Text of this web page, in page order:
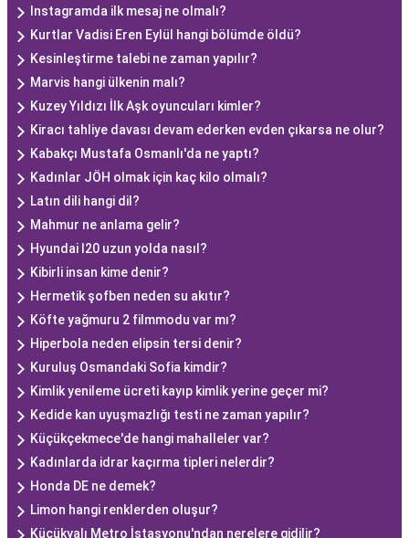
Instagramda ilk mesaj ne olmalı?
Kurtlar Vadisi Eren Eylül hangi bölümde öldü?
Kesinleştirme talebi ne zaman yapılır?
Marvis hangi ülkenin malı?
Kuzey Yıldızı İlk Aşk oyuncuları kimler?
Kiracı tahliye davası devam ederken evden çıkarsa ne olur?
Kabakçı Mustafa Osmanlı'da ne yaptı?
Kadınlar JÖH olmak için kaç kilo olmalı?
Latın dili hangi dil?
Mahmur ne anlama gelir?
Hyundai I20 uzun yolda nasıl?
Kibirli insan kime denir?
Hermetik şofben neden su akıtır?
Köfte yağmuru 2 filmmodu var mı?
Hiperbola neden elipsin tersi denir?
Kuruluş Osmandaki Sofia kimdir?
Kimlik yenileme ücreti kayıp kimlik yerine geçer mi?
Kedide kan uyuşmazlığı testi ne zaman yapılır?
Küçükçekmece'de hangi mahalleler var?
Kadınlarda idrar kaçırma tipleri nelerdir?
Honda DE ne demek?
Limon hangi renklerden oluşur?
Küçükyalı Metro İstasyonu'ndan nerelere gidilir?